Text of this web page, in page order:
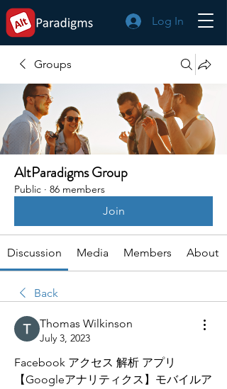
Log In
Groups
AltParadigms Group
Public · 86 members
Join
Discussion Media Members About
Back
Thomas Wilkinson
July 3, 2023
Facebook アクセス 解析 アプリ
【Googleアナリティクス】モバイルア